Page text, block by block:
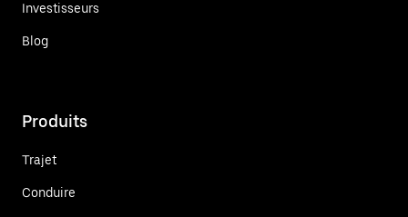
Investisseurs
Blog
Produits
Trajet
Conduire